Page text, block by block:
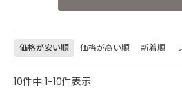
価格が安い順 価格が高い順 新着順
10件中 1-10件表示